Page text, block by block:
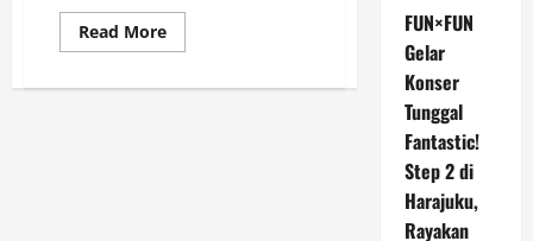
Read MoreRead
more
Umumkan
FUN×FUN
Gelar
Konser
Tunggal
Fantastic!
Step 2 di
Harajuku,
Rayakan